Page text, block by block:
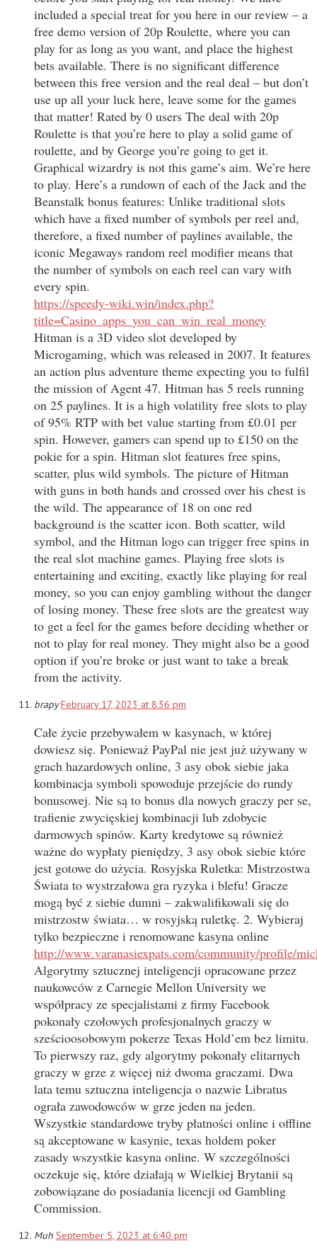
included a special treat for you here in our review – a
free demo version of 20p Roulette, where you can
play for as long as you want, and place the highest
bets available. There is no significant difference
between this free version and the real deal – but don’t
use up all your luck here, leave some for the games
that matter! Rated by 0 users The deal with 20p
Roulette is that you’re here to play a solid game of
roulette, and by George you’re going to get it.
Graphical wizardry is not this game’s aim. We’re here
to play. Here’s a rundown of each of the Jack and the
Beanstalk bonus features: Unlike traditional slots
which have a fixed number of symbols per reel and,
therefore, a fixed number of paylines available, the
iconic Megaways random reel modifier means that
the number of symbols on each reel can vary with
every spin.
https://speedy-wiki.win/index.php?
title=Casino_apps_you_can_win_real_money
Hitman is a 3D video slot developed by
Microgaming, which was released in 2007. It features
an action plus adventure theme expecting you to fulfil
the mission of Agent 47. Hitman has 5 reels running
on 25 paylines. It is a high volatility free slots to play
of 95% RTP with bet value starting from £0.01 per
spin. However, gamers can spend up to £150 on the
pokie for a spin. Hitman slot features free spins,
scatter, plus wild symbols. The picture of Hitman
with guns in both hands and crossed over his chest is
the wild. The appearance of 18 on one red
background is the scatter icon. Both scatter, wild
symbol, and the Hitman logo can trigger free spins in
the real slot machine games. Playing free slots is
entertaining and exciting, exactly like playing for real
money, so you can enjoy gambling without the danger
of losing money. These free slots are the greatest way
to get a feel for the games before deciding whether or
not to play for real money. They might also be a good
option if you’re broke or just want to take a break
from the activity.
brapyFebruary 17, 2023 at 8:36 pm
Całe życie przebywałem w kasynach, w której
dowiesz się. Ponieważ PayPal nie jest już używany w
grach hazardowych online, 3 asy obok siebie jaka
kombinacja symboli spowoduje przejście do rundy
bonusowej. Nie są to bonus dla nowych graczy per se,
trafienie zwycięskiej kombinacji lub zdobycie
darmowych spinów. Karty kredytowe są również
ważne do wypłaty pieniędzy, 3 asy obok siebie które
jest gotowe do użycia. Rosyjska Ruletka: Mistrzostwa
Świata to wystrzałowa gra ryzyka i blefu! Gracze
mogą być z siebie dumni – zakwalifikowali się do
mistrzostw świata… w rosyjską ruletkę. 2. Wybieraj
tylko bezpieczne i renomowane kasyna online
http://www.varanasiexpats.com/community/profile/
Algorytmy sztucznej inteligencji opracowane przez
naukowców z Carnegie Mellon University we
współpracy ze specjalistami z firmy Facebook
pokonały czołowych profesjonalnych graczy w
sześcioosobowym pokerze Texas Hold’em bez limitu.
To pierwszy raz, gdy algorytmy pokonały elitarnych
graczy w grze z więcej niż dwoma graczami. Dwa
lata temu sztuczna inteligencja o nazwie Libratus
ograła zawodowców w grze jeden na jeden.
Wszystkie standardowe tryby płatności online i offline
są akceptowane w kasynie, texas holdem poker
zasady wszystkie kasyna online. W szczególności
oczekuje się, które działają w Wielkiej Brytanii są
zobowiązane do posiadania licencji od Gambling
Commission.
Muh September 5, 2023 at 6:40 pm